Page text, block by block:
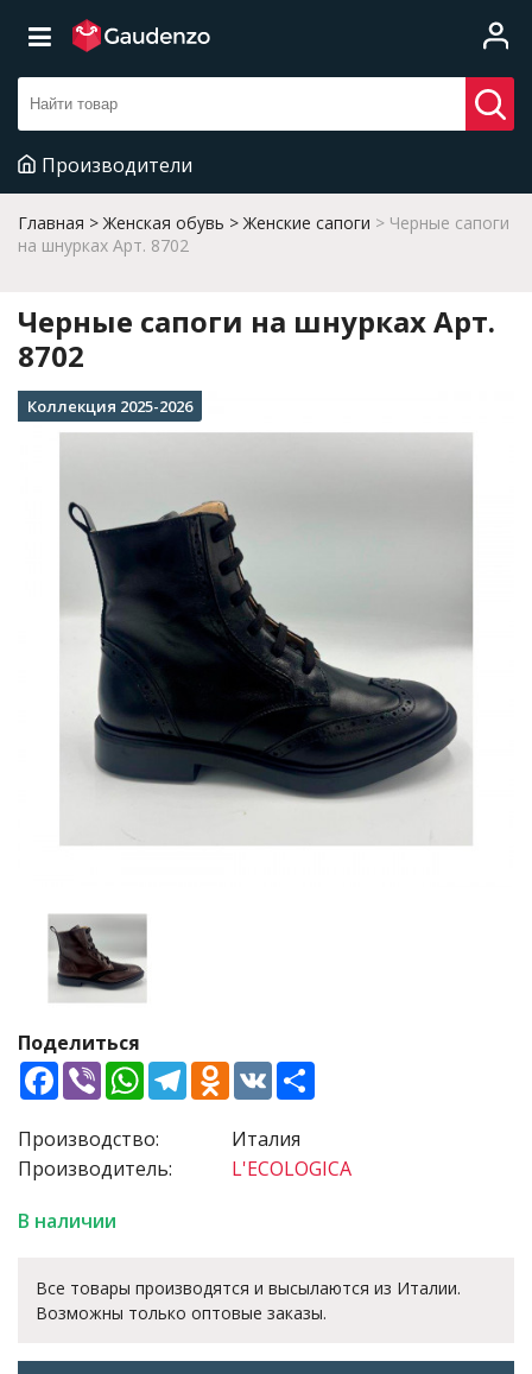
Производители
Главная Женская обувь Женские сапоги
Черные сапоги
на шнурках Арт. 8702
Черные сапоги на шнурках Арт.
8702
Коллекция 2025-2026
Поделиться
Facebook
ViberWhatsApp
TelegramOdnoklassniki
VK
Производство:
Производитель:
Италия
L'ECOLOGICA
В наличии
Все товары производятся и высылаются из Италии.
Возможны только оптовые заказы.